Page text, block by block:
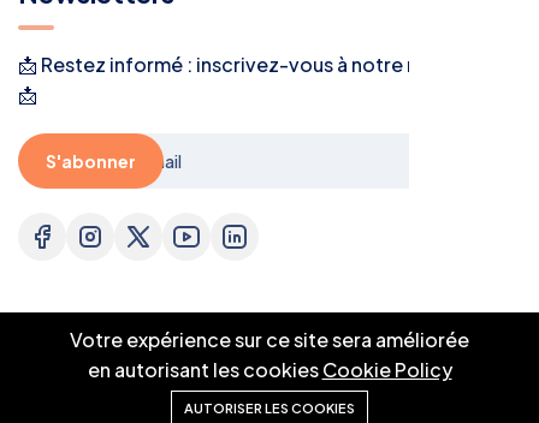
📩 Restez informé : inscrivez-vous à notre newsletter !
📩
S'abonner
© 2025 DIGI221 Technologies. All right reserved.
Votre expérience sur ce site sera améliorée
en autorisant les cookiesCookie Policy
AUTORISER LES COOKIES